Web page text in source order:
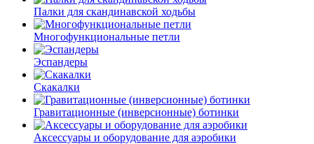
Палки для скандинавской ходьбы
Многофункциональные петли
Эспандеры
Скакалки
Гравитационные (инверсионные) ботинки
Аксессуары и оборудование для аэробики